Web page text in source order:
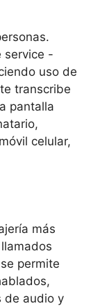
service -
uso de
transcribe
pantalla
celular,
más
permite
de audio y